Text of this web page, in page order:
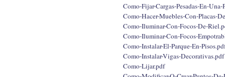
Como-Fijar-Cargas-Pesadas-En-Una-
Como-Hacer-Muebles-Con-Placas-
Como-Iluminar-Con-Focos-De-
Como-Iluminar-Con-Focos-
Como-Instalar-El-Parque-En-
Como-Instalar-Vigas-Decorativas.pdf
Como-Lijar.pdf